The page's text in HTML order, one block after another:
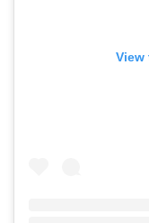
View